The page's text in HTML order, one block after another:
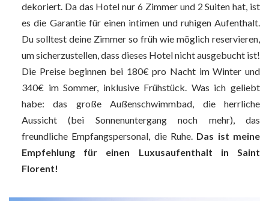
dekoriert. Da das Hotel nur 6 Zimmer und 2 Suiten hat, ist
es die Garantie für einen intimen und ruhigen Aufenthalt.
Du solltest deine Zimmer so früh wie möglich reservieren,
um sicherzustellen, dass dieses Hotel nicht ausgebucht ist!
Die Preise beginnen bei 180€ pro Nacht im Winter und
340€ im Sommer, inklusive Frühstück. Was ich geliebt
habe: das große Außenschwimmbad, die herrliche
Aussicht (bei Sonnenuntergang noch mehr), das
freundliche Empfangspersonal, die Ruhe. Das ist meine
Empfehlung für einen Luxusaufenthalt in Saint
Florent!